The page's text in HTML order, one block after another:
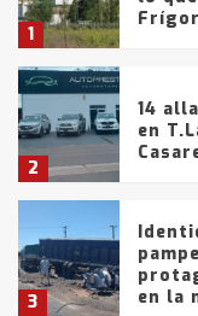
1
2
14
en
3
en la